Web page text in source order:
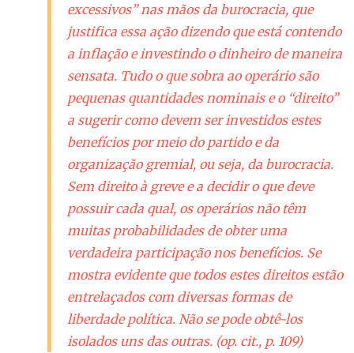
excessivos” nas mãos da burocracia, que
justifica essa ação dizendo que está contendo
a inflação e investindo o dinheiro de maneira
sensata. Tudo o que sobra ao operário são
pequenas quantidades nominais e o “direito”
a sugerir como devem ser investidos estes
benefícios por meio do partido e da
organização gremial, ou seja, da burocracia.
Sem direito à greve e a decidir o que deve
possuir cada qual, os operários não têm
muitas probabilidades de obter uma
verdadeira participação nos benefícios. Se
mostra evidente que todos estes direitos estão
entrelaçados com diversas formas de
liberdade política. Não se pode obtê-los
isolados uns das outras. (op. cit., p. 109)